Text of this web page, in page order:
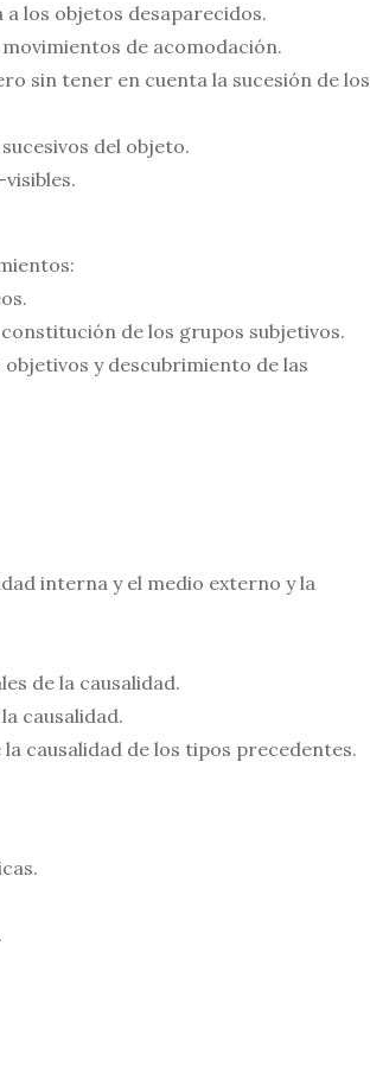
los objetos desaparecidos.
de acomodación.
sin tener en cuenta la sucesión de los
del objeto.
de los grupos subjetivos.
y descubrimiento de las
interna y el medio externo y la
de la causalidad.
causalidad.
causalidad de los tipos precedentes.